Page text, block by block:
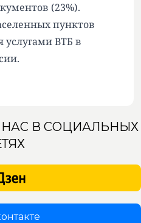
(23%).
пунктов
услугами ВТБ в
В СОЦИАЛЬНЫХ